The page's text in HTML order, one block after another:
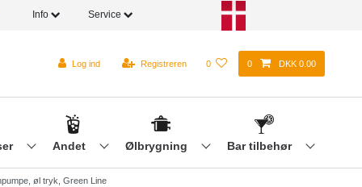
Info Service
Log ind Registreren 0 0 DKK 0.00
Andet Ølbrygning Bar tilbehør
øl tryk, Green Line